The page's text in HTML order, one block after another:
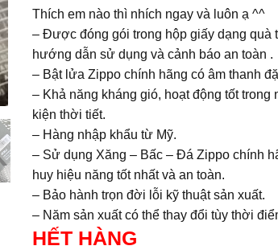
Thích em nào thì nhích ngay và luôn ạ ^^
– Được đóng gói trong hộp giấy dạng quà
hướng dẫn sử dụng và cảnh báo an toàn .
– Bật lửa Zippo chính hãng có âm thanh
– Khả năng kháng gió, hoạt động tốt trong
kiện thời tiết.
– Hàng nhập khẩu từ Mỹ.
– Sử dụng Xăng – Bấc – Đá Zippo chính
huy hiệu năng tốt nhất và an toàn.
– Bảo hành trọn đời lỗi kỹ thuật sản xuất.
– Năm sản xuất có thể thay đổi tùy thời
HẾT HÀNG